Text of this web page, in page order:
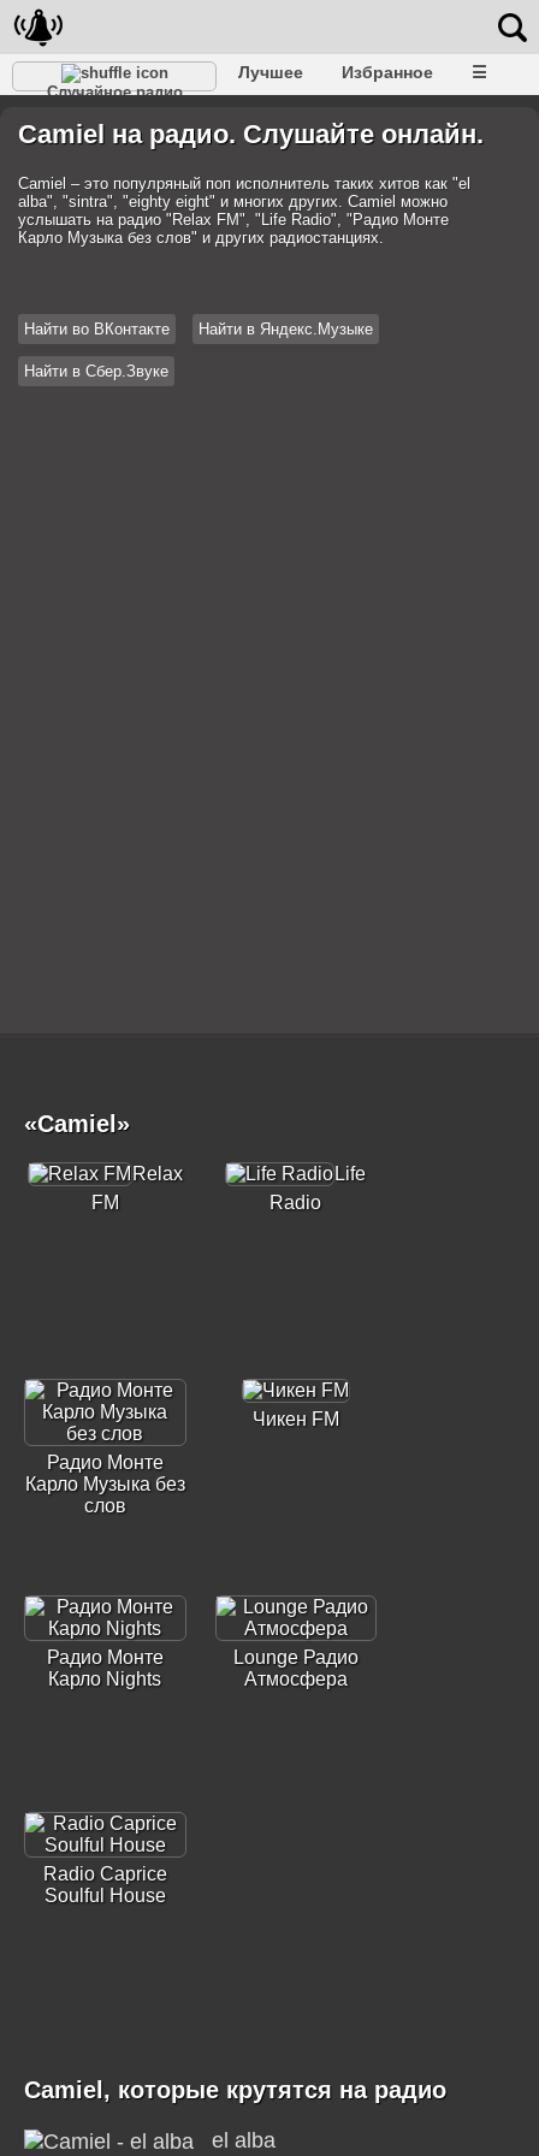
Случайное радио
Лучшее Избранное ☰
Camiel на радио. Слушайте онлайн.
Camiel – это популряный поп исполнитель таких хитов как "el
alba", "sintra", "eighty eight" и многих других. Camiel можно
услышать на радио "Relax FM", "Life Radio", "Радио Монте
Карло Музыка без слов" и других радиостанциях.
Найти во ВКонтакте Найти в Яндекс.Музыке
Найти в Сбер.Звуке
«Camiel»
Relax
FM
Life
Radio
Радио Монте
Карло Музыка без
слов
Чикен FM
Радио Монте
Карло Nights
Lounge Радио
Атмосфера
Radio Caprice
Soulful House
Camiel, которые крутятся на радио
el alba